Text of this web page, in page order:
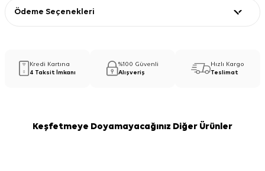
Ödeme Seçenekleri
Kredi Kartına
4 Taksit İmkanı
%100 Güvenli
Alışveriş
Hızlı Kargo
Teslimat
Keşfetmeye Doyamayacağınız Diğer Ürünler